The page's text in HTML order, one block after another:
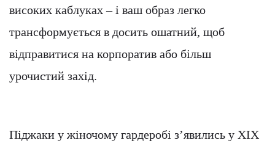
високих каблуках – і ваш образ легко
трансформується в досить ошатний, щоб
відправитися на корпоратив або більш
урочистий захід.
Піджаки у жіночому гардеробі з’явились у ХІХ